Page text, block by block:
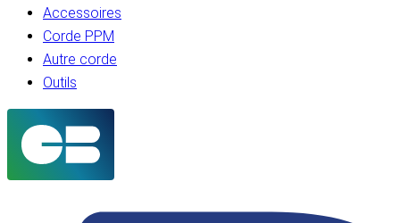
Accessoires
Corde PPM
Autre corde
Outils